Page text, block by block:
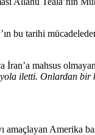
bu tarihi
mahsus
iletti. Onlardan bir
Amerika